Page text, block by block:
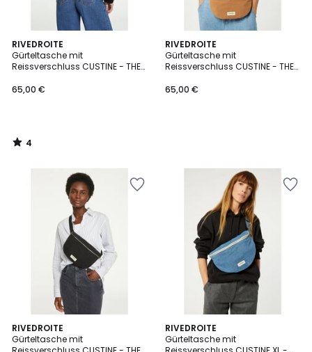
RIVEDROITE
Gürteltasche mit
Reissverschluss CUSTINE - THE
65,00 €
4
/
5
4
/
RIVEDROITE
Gürteltasche mit
Reissverschluss CUSTINE - THE
65,00 €
RIVEDROITE
Gürteltasche mit
RIVEDROITE
Gürteltasche mit